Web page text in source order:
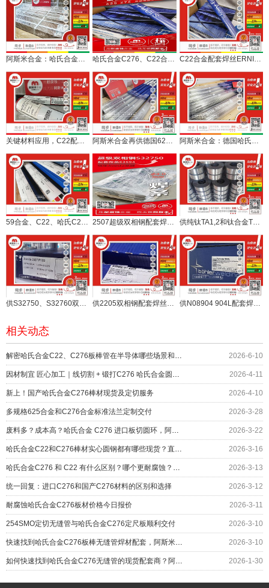
阿斯米合金：哈氏合金C22配套焊丝（直丝盘丝）配套化工项目 哈氏合金C276、C22合金配套焊丝现货配套化工行业 C22合金配套焊丝ERNICRMO-10，直丝盘丝配套化工用户
59合金、C22、哈氏C276配套焊丝来了！ERNICRMO-13、10、4 2507超级双相钢配套焊丝焊条包装发运 供纯钛TA1,2和钛合金TC4,TA10配套焊丝现货
供S32750、S32760双相钢配套焊丝焊条焊材现货 供2205双相钢配套焊丝焊条等焊材现货期货 供N08904 904L配套焊丝焊条等焊材现货期货
相关动态
解密哈氏合金C22、C276板棒管在半导体哪些场景和部位上应用？ 2026-6-10
因材制宜 匠心加工｜线切割 + 锻打C276 哈氏合金圆环服务化工设备 2026-4-11
新上！国产哈氏合金C276棒材现货及定切服务 2026-4-10
多规格625合金和C276合金标准法兰定制交付 2026-3-28
废料多？成本高？哈氏合金 C276 进口板切圆环，阿斯米帮您…… 2026-3-22
哈氏合金C22和C276棒材实心圆钢都有哪些现货？直径对照表 2026-3-16
哈氏合金C276 和 C22 有什么区别？哪个更耐腐蚀？应用如何 2026-3-13
统一回复：进口C276和国产C276材料的区别和选择 2026-3-12
耐腐蚀哈氏合金C276板材价格今日报价 2026-3-11
254SMO定切无缝管与哈氏合金C276定尺板顺利交付 2026-3-10
快速找到哈氏合金C276板棒无缝管焊材配套，阿斯米给您更多 2026-3-10
如何快速找到哈氏合金C276无缝管的现货配套商？阿斯米给您答案 2026-1-30